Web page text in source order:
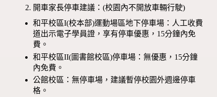
開車家長停車建議：(校園內不開放車輛行駛)
和平校區I(校本部)運動場區地下停車場：人工收費
道出示電子學員證，享有停車優惠，15分鐘內免
費。
和平校區II(圖書館校區)停車場：無優惠，15分鐘
內免費。
公館校區：無停車場，建議暫停校園外週邊停車
格。